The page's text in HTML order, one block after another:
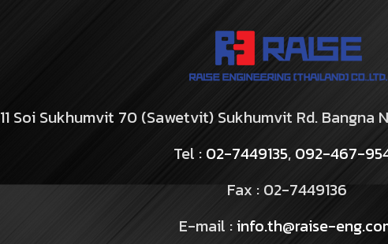
11 Soi Sukhumvit 70 (Sawetvit) Sukhumvit Rd. Bangna
Tel : 02-7449135, 092-467-
Fax : 02-7449136
E-mail :info.th@raise-